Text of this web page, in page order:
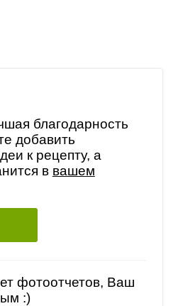
благодарность
добавить
к рецепту, а
в вашем
фотоотчетов, Ваш
:)